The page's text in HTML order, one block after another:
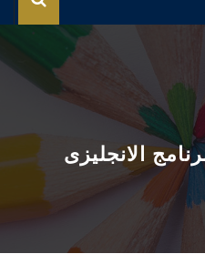
عن الكلية
القطاعات
الاقسام
المراكز والوحدات
الانجليزى